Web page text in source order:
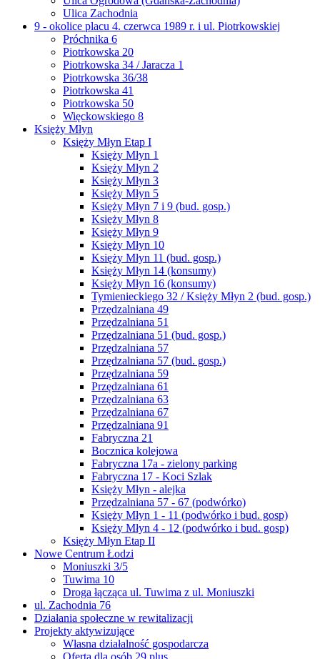
Ulica Zachodnia
9 - okolice placu 4. czerwca 1989 r. i ul. Piotrkowskiej
Próchnika 6
Piotrkowska 20
Piotrkowska 34 / Jaracza 1
Piotrkowska 36/38
Piotrkowska 41
Piotrkowska 50
Więckowskiego 8
Księży Młyn
Księży Młyn Etap I
Księży Młyn 1
Księży Młyn 2
Księży Młyn 3
Księży Młyn 5
Księży Młyn 7 i 9 (bud. gosp.)
Księży Młyn 8
Księży Młyn 9
Księży Młyn 10
Księży Młyn 11 (bud. gosp.)
Księży Młyn 14 (konsumy)
Księży Młyn 16 (konsumy)
Tymienieckiego 32 / Księży Młyn 2 (bud. gosp.)
Przędzalniana 49
Przędzalniana 51
Przędzalniana 51 (bud. gosp.)
Przędzalniana 57
Przędzalniana 57 (bud. gosp.)
Przędzalniana 59
Przędzalniana 61
Przędzalniana 63
Przędzalniana 67
Przędzalniana 91
Fabryczna 21
Bocznica kolejowa
Fabryczna 17a - zielony parking
Fabryczna 17 - Koci Szlak
Księży Młyn - alejka
Przędzalniana 57 - 67 (podwórko)
Księży Młyn 1 - 11 (podwórko i bud. gosp)
Księży Młyn 4 - 12 (podwórko i bud. gosp)
Księży Młyn Etap II
Nowe Centrum Łodzi
Moniuszki 3/5
Tuwima 10
Droga łącząca ul. Tuwima z ul. Moniuszki
ul. Zachodnia 76
Działania społeczne w rewitalizacji
Projekty aktywizujące
Własna działalność gospodarcza
Oferta dla osób 29 plus